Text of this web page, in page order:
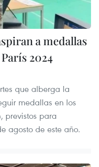
a medallas
2024
que alberga la
medallas en los
previstos para
agosto de este año.